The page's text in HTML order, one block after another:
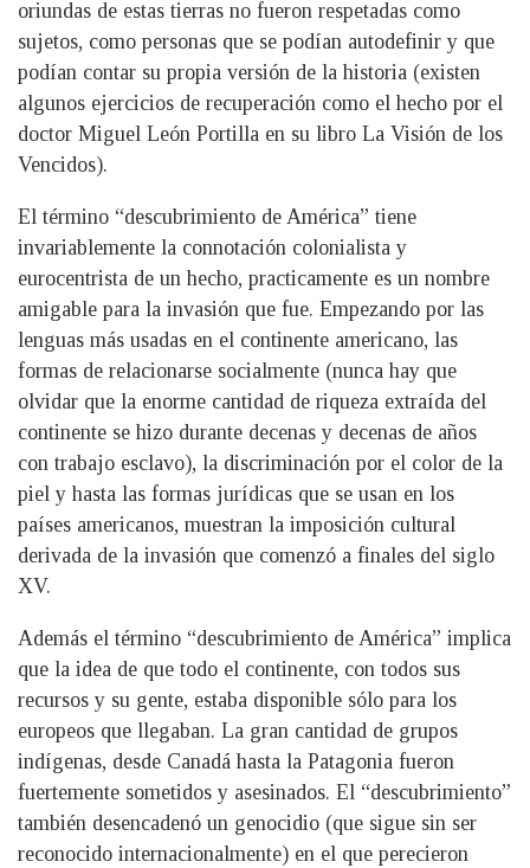
oriundas de estas tierras no fueron respetadas como
sujetos, como personas que se podían autodefinir y que
podían contar su propia versión de la historia (existen
algunos ejercicios de recuperación como el hecho por el
doctor Miguel León Portilla en su libro La Visión de los
Vencidos).
El término “descubrimiento de América” tiene
invariablemente la connotación colonialista y
eurocentrista de un hecho, practicamente es un nombre
amigable para la invasión que fue. Empezando por las
lenguas más usadas en el continente americano, las
formas de relacionarse socialmente (nunca hay que
olvidar que la enorme cantidad de riqueza extraída del
continente se hizo durante decenas y decenas de años
con trabajo esclavo), la discriminación por el color de la
piel y hasta las formas jurídicas que se usan en los
países americanos, muestran la imposición cultural
derivada de la invasión que comenzó a finales del siglo
XV.
Además el término “descubrimiento de América” implica
que la idea de que todo el continente, con todos sus
recursos y su gente, estaba disponible sólo para los
europeos que llegaban. La gran cantidad de grupos
indígenas, desde Canadá hasta la Patagonia fueron
fuertemente sometidos y asesinados. El “descubrimiento”
también desencadenó un genocidio (que sigue sin ser
reconocido internacionalmente) en el que perecieron